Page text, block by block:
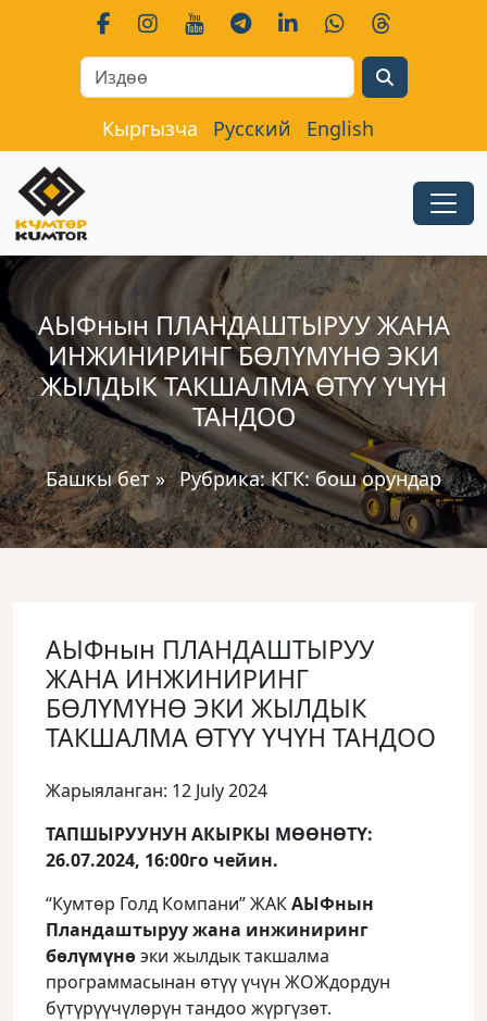
Кыргызча Русский English
АЫФнын ПЛАНДАШТЫРУУ ЖАНА
ИНЖИНИРИНГ БӨЛҮМҮНӨ ЭКИ
ЖЫЛДЫК ТАКШАЛМА ӨТҮҮ ҮЧҮН
ТАНДОО
Башкы бет» Рубрика:КГК: бош орундар
АЫФнын ПЛАНДАШТЫРУУ
ЖАНА ИНЖИНИРИНГ
БӨЛҮМҮНӨ ЭКИ ЖЫЛДЫК
ТАКШАЛМА ӨТҮҮ ҮЧҮН ТАНДОО
Жарыяланган: 12 July 2024
ТАПШЫРУУНУН АКЫРКЫ МӨӨНӨТҮ:
26.07.2024, 16:00го чейин.
“Кумтөр Голд Компани” ЖАКАЫФнын
Пландаштыруу жана инжиниринг
бөлүмүнөэки жылдык такшалма
программасынан өтүү үчүн ЖОЖдордун
бүтүрүүчүлөрүн тандоо жүргүзөт.